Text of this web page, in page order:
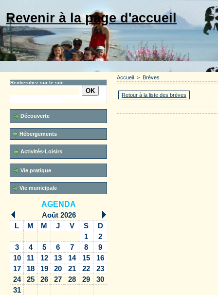
Revenir à la page d'accueil
Recherchez sur le site
Recherche avancée
Découverte
Hébergements
Activités-Loisirs
Vie pratique
Vie municipale
AGENDA
Août 2026
L
M M J V S
D
1
2
3
4 5 6 7 8
9
10
11 12 13 14 15
16
17
18 19 20 21 22
23
24
25 26 27 28 29
30
31
Accueil > Brèves
Retour à la liste des brèves